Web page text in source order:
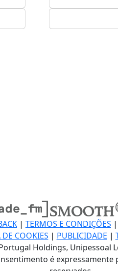
| TERMOS E CONDIÇÕES |
COOKIES | PUBLICIDADE |
Holdings, Unipessoal
é expressamente